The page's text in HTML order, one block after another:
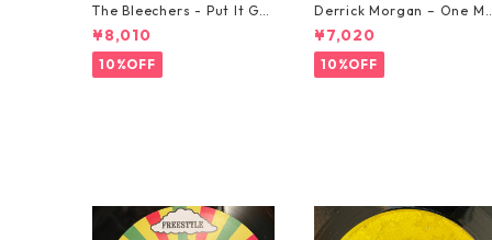
The Bleechers - Put It Go
od 【7-21637】
¥8,010
10%OFF
Derrick Morgan – One
rning In May【7-21653】
¥7,020
10%OFF